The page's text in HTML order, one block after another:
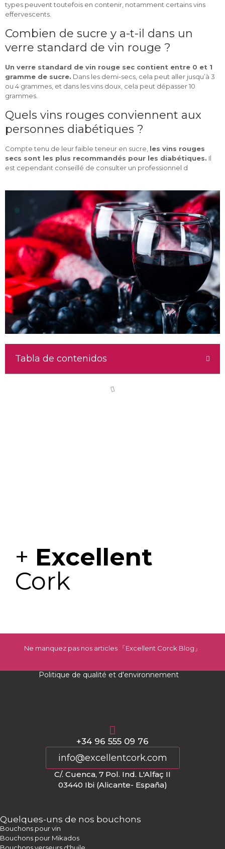
types peuvent toutefois en contenir, notamment certains vins
effervescents.
Combien de sucre y a-t-il dans un
verre standard de vin rouge ?
Un verre standard de vin rouge sec contient entre 0 et 1
gramme de sucre. Dans les demi-secs, cela peut aller jusqu’à 3
ou 4 grammes, et dans les vins doux, cela peut dépasser 10
grammes.
Quels vins rouges conviennent aux
personnes diabétiques ?
Compte tenu de leur faible teneur en sucre, les vins rouges
secs sont les plus recommandés pour les diabétiques. Il
est cependant conseillé de consulter un professionnel d
Tabla de contenidos
+ Excellent
Cork
Ne manquez pas nos articles 「Excellent Corck Blog 」
Politique de qualité et d'environnement
+34 96 555 09 76
info@excellentcork.com
C/. Cuenca, 7 Pol. Ind. L'Alfaç II
03440 Ibi (Alicante- España)
Quelques-uns de nos bouchons
Bouchons pour vin
Bouchons pour Mikados